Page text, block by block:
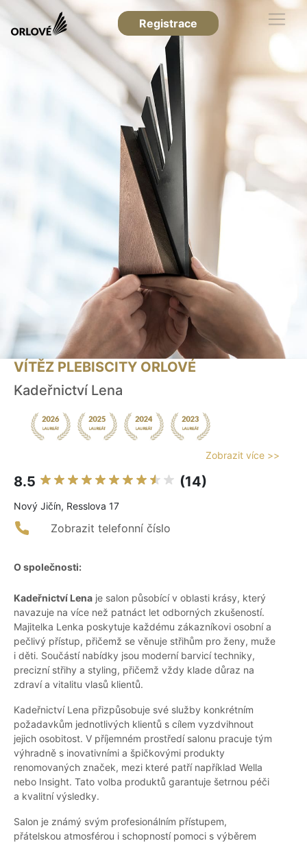
Registrace
VÍTĚZ PLEBISCITY ORLOVÉ
Kadeřnictví Lena
Zobrazit více >>
8.5 (14)
Nový Jičín, Resslova 17
Zobrazit telefonní číslo
O společnosti:
Kadeřnictví Lena je salon působící v oblasti krásy, který
navazuje na více než patnáct let odborných zkušeností.
Majitelka Lenka poskytuje každému zákazníkovi osobní a
pečlivý přístup, přičemž se věnuje střihům pro ženy, muže
i děti. Součástí nabídky jsou moderní barvicí techniky,
precizní střihy a styling, přičemž vždy klade důraz na
zdraví a vitalitu vlasů klientů.
Kadeřnictví Lena přizpůsobuje své služby konkrétním
požadavkům jednotlivých klientů s cílem vyzdvihnout
jejich osobitost. V příjemném prostředí salonu pracuje tým
výhradně s inovativními a špičkovými produkty
renomovaných značek, mezi které patří například Wella
nebo Insight. Tato volba produktů garantuje šetrnou péči
a kvalitní výsledky.
Salon je známý svým profesionálním přístupem,
přátelskou atmosférou i schopností pomoci s výběrem